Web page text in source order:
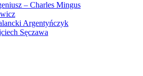
– Charles Mingus
Argentyńczyk
Sęczawa